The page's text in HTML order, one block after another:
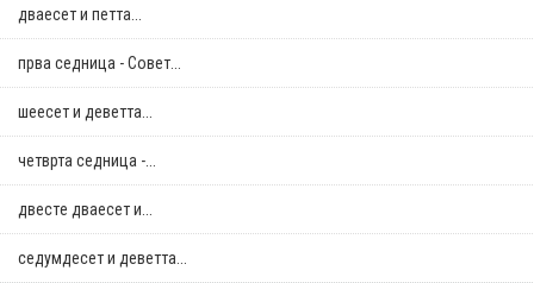
дваесет и петта...
прва седница - Совет...
шеесет и деветта...
четврта седница -...
двестe дваесет и...
седумдесет и деветта...